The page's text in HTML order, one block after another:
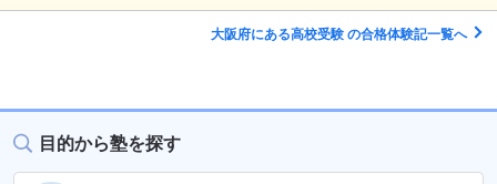
大阪府にある高校受験 の合格体験記一覧へ
目的から塾を探す